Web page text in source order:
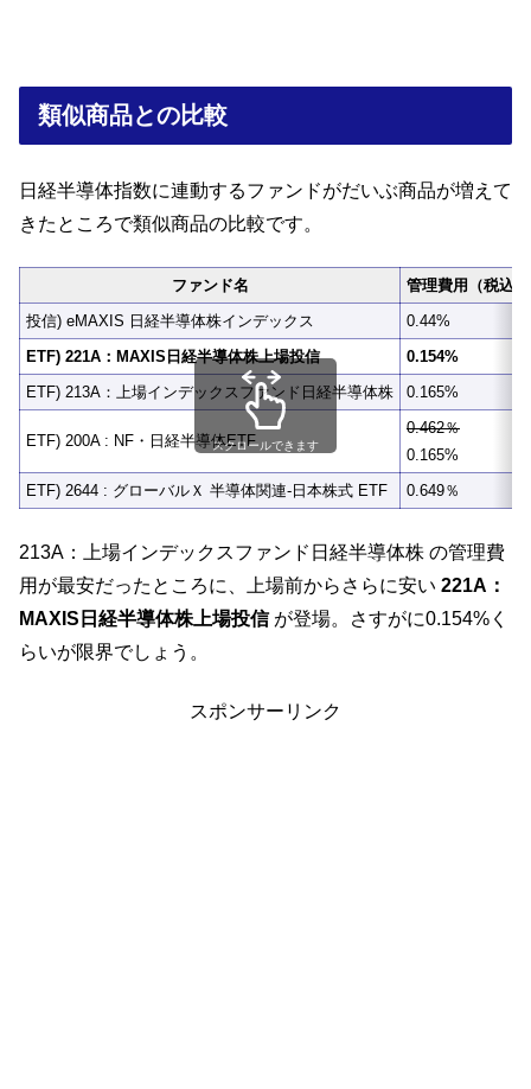
類似商品との比較
日経半導体指数に連動するファンドがだいぶ商品が増えて
きたところで類似商品の比較です。
ファンド名
管理費用（税込)
投信) eMAXIS 日経半導体株インデックス
0.44%
ETF) 221A：MAXIS日経半導体株上場投信
0.154%
ETF) 213A：上場インデックスファンド日経半導体株
0.165%
ETF) 200A : NF・日経半導体ETF
0.462％
0.165%
ETF) 2644 : グローバルＸ 半導体関連-日本株式 ETF
0.649％
スクロールできます
213A：上場インデックスファンド日経半導体株 の管理費
用が最安だったところに、上場前からさらに安い 221A：
MAXIS日経半導体株上場投信が登場。さすがに0.154%く
らいが限界でしょう。
スポンサーリンク